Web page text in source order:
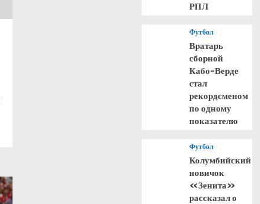
РПЛ
Футбол
Вратарь
сборной
Кабо-Верде
стал
рекордсменом
по одному
показателю
Футбол
Колумбийский
новичок
«Зенита»
рассказал о